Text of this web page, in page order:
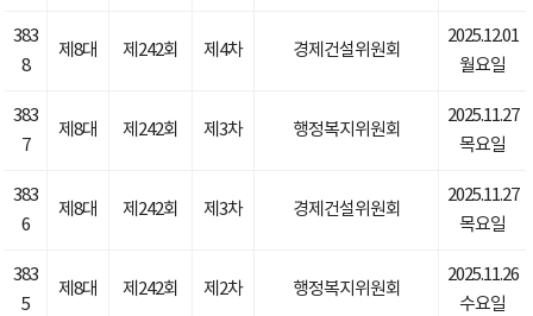
383
8
제8대 제242회 제4차 경제건설위원회
2025.12.01
월요일
383
7
제8대 제242회 제3차 행정복지위원회
2025.11.27
목요일
383
6
제8대 제242회 제3차 경제건설위원회
2025.11.27
목요일
383
5
제8대 제242회 제2차 행정복지위원회
2025.11.26
수요일